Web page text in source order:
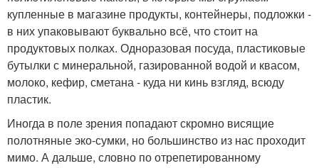
купленные в магазине продукты, контейнеры, подложки -
в них упаковывают буквально всё, что стоит на
продуктовых полках. Одноразовая посуда, пластиковые
бутылки с минеральной, газированной водой и квасом,
молоко, кефир, сметана - куда ни кинь взгляд, всюду
пластик.
Иногда в поле зрения попадают скромно висящие
полотняные эко-сумки, но большинство из нас проходит
мимо. А дальше, словно по отрепетированному